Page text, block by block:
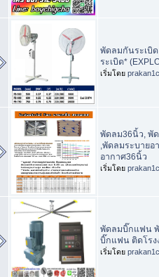
พัดลมกันระเบิ
ระเบิด*
เริ่มโดย prakan1c
พัดลม36นิ้ว, พั
,พัดลมระบาย
อากาศ36นิ้ว
เริ่มโดย prakan1c
พัดลมบิ๊กแฟน
บิ๊กแฟน ติดโรง
เริ่มโดย prakan1c